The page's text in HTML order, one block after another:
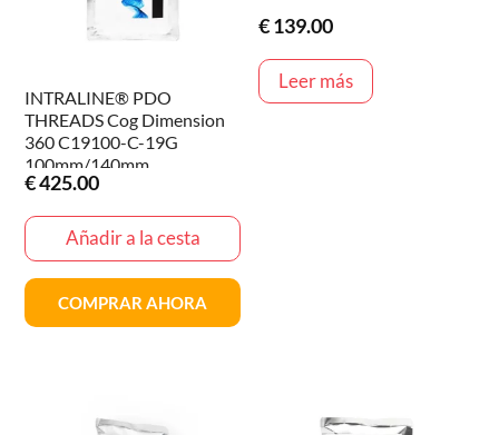
INTRALINE® PDO
THREADS Cog Dimension
360 C19100-C-19G
100mm/140mm
€425.00
Añadir a la cesta
COMPRAR AHORA
€139.00
Leer más